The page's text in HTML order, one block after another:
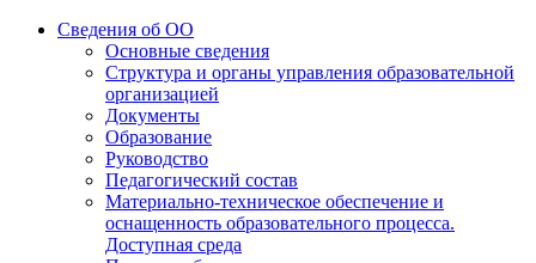
Сведения об ОО
Основные сведения
Структура и органы управления образовательной
организацией
Документы
Образование
Руководство
Педагогический состав
Материально-техническое обеспечение и
оснащенность образовательного процесса.
Доступная среда